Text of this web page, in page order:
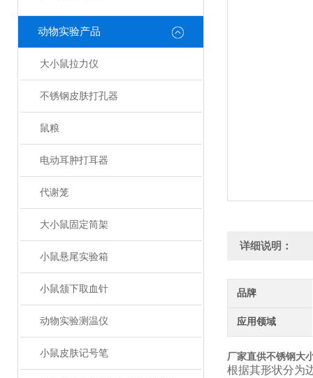
动物实验产品
大小鼠拉力仪
不锈钢皮肤打孔器
鼠粮
电动耳肿打耳器
代谢笼
大小鼠固定筒架
小鼠悬尾实验箱
小鼠颔下取血针
动物实验测温仪
小鼠皮肤记号笔
详细说明：
品牌
应用领域
厂家直供不锈钢大
根据其形状分为